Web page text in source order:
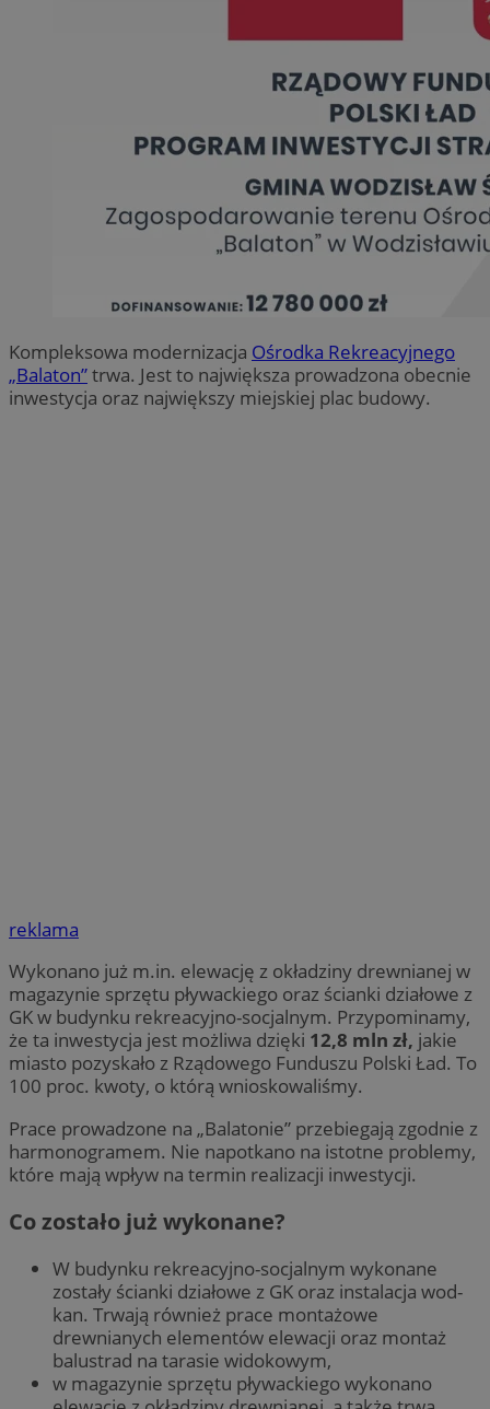
Kompleksowa modernizacja Ośrodka Rekreacyjnego
„Balaton”trwa. Jest to największa prowadzona obecnie
inwestycja oraz największy miejskiej plac budowy.
reklama
Wykonano już m.in. elewację z okładziny drewnianej w
magazynie sprzętu pływackiego oraz ścianki działowe z
GK w budynku rekreacyjno-socjalnym. Przypominamy,
że ta inwestycja jest możliwa dzięki 12,8 mln zł, jakie
miasto pozyskało z Rządowego Funduszu Polski Ład. To
100 proc. kwoty, o którą wnioskowaliśmy.
Prace prowadzone na „Balatonie” przebiegają zgodnie z
harmonogramem. Nie napotkano na istotne problemy,
które mają wpływ na termin realizacji inwestycji.
Co zostało już wykonane?
W budynku rekreacyjno-socjalnym wykonane
zostały ścianki działowe z GK oraz instalacja wod-
kan. Trwają również prace montażowe
drewnianych elementów elewacji oraz montaż
balustrad na tarasie widokowym,
w magazynie sprzętu pływackiego wykonano